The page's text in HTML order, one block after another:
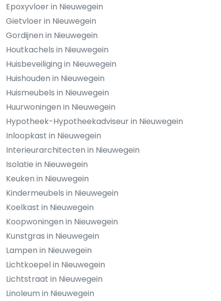
Epoxyvloer in Nieuwegein
Gietvloer in Nieuwegein
Gordijnen in Nieuwegein
Houtkachels in Nieuwegein
Huisbeveiliging in Nieuwegein
Huishouden in Nieuwegein
Huismeubels in Nieuwegein
Huurwoningen in Nieuwegein
Hypotheek-Hypotheekadviseur in Nieuwegein
Inloopkast in Nieuwegein
Interieurarchitecten in Nieuwegein
Isolatie in Nieuwegein
Keuken in Nieuwegein
Kindermeubels in Nieuwegein
Koelkast in Nieuwegein
Koopwoningen in Nieuwegein
Kunstgras in Nieuwegein
Lampen in Nieuwegein
Lichtkoepel in Nieuwegein
Lichtstraat in Nieuwegein
Linoleum in Nieuwegein